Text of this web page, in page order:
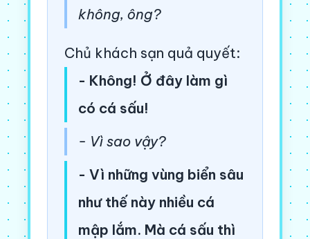
không, ông?
Chủ khách sạn quả quyết:
- Không! Ở đây làm gì
có cá sấu!
- Vì sao vậy?
- Vì những vùng biển sâu
như thế này nhiều cá
mập lắm. Mà cá sấu thì